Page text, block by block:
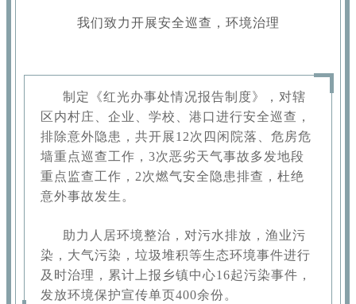
我们致力开展安全巡查，环境治理
制定《红光办事处情况报告制度》，对辖
区内村庄、企业、学校、港口进行安全巡查，
排除意外隐患，共开展12次四闲院落、危房危
墙重点巡查工作，3次恶劣天气事故多发地段
重点监查工作，2次燃气安全隐患排查，杜绝
意外事故发生。
助力人居环境整治，对污水排放，渔业污
染，大气污染，垃圾堆积等生态环境事件进行
及时治理，累计上报乡镇中心16起污染事件，
发放环境保护宣传单页400余份。